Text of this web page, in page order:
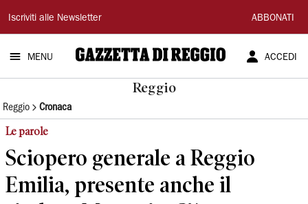
Gazzetta
di
Reggio
Iscriviti alle Newsletter ABBONATI
MENU ACCEDI
Reggio
Reggio Cronaca
Le parole
Sciopero generale a Reggio
Emilia, presente anche il